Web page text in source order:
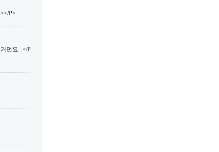
P>
던요...</P